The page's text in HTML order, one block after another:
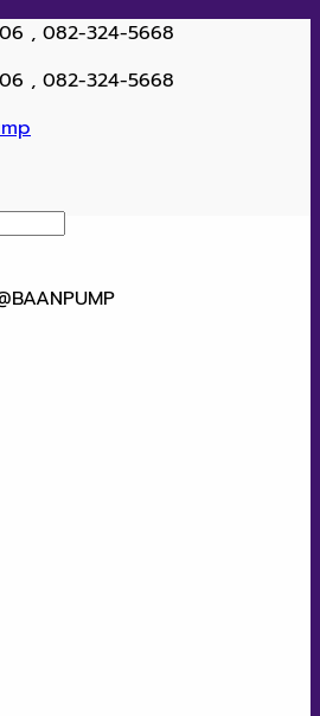
, 082-324-5668
, 082-324-5668